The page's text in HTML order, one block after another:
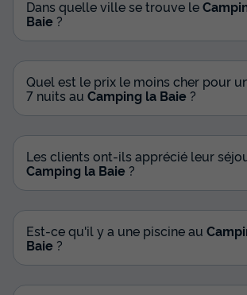
Dans quelle ville se trouve le
Baie ?
Quel est le prix le moins cher pour
7 nuits au Camping la Baie ?
Les clients ont-ils apprécié leur
Camping la Baie ?
Est-ce qu'il y a une piscine au
Baie ?